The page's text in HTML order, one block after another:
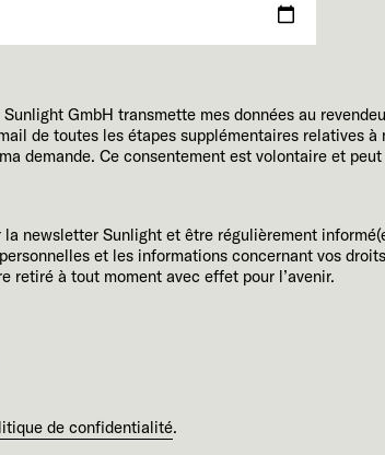
GmbH transmette mes données au
de toutes les étapes supplémentaires relatives
demande. Ce consentement est volontaire et
newsletter Sunlight et être régulièrement
et les informations concernant vos
retiré à tout moment avec effet pour l’avenir.
de confidentialité.